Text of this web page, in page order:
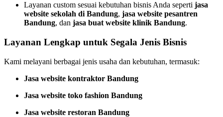
Layanan custom sesuai kebutuhan bisnis Anda seperti jasa
website sekolah di Bandung, jasa website pesantren
Bandung, dan jasa buat website klinik Bandung.
Layanan Lengkap untuk Segala Jenis Bisnis
Kami melayani berbagai jenis usaha dan kebutuhan, termasuk:
Jasa website kontraktor Bandung
Jasa website toko fashion Bandung
Jasa website restoran Bandung